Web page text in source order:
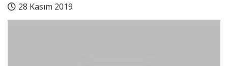
28 Kasım 2019